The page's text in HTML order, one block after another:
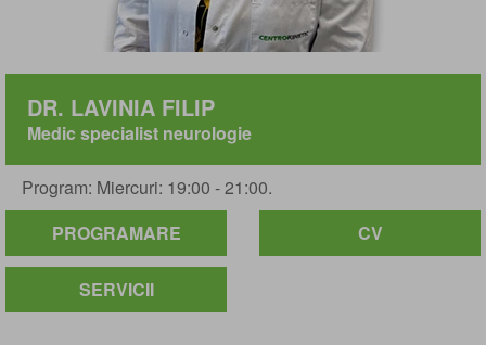
DR. LAVINIA FILIP
Medic specialist neurologie
Program: Miercuri: 19:00 - 21:00.
PROGRAMARE
CV
SERVICII